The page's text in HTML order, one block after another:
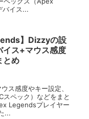
バイス...
】Dizzyの設
イス+マウス感度
とめ
ス感度やキー設定、
ペック）などをまと
Legendsプレイヤー
...